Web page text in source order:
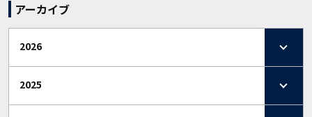
アーカイブ
2026
2025